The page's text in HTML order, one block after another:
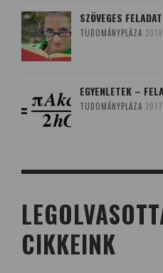
SZÖVEGES
TUDOMÁNYPLÁZA
EGYENLETEK –
TUDOMÁNYPLÁZA
CIKKEINK